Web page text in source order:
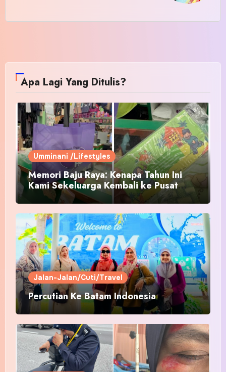
Apa Lagi Yang Ditulis?
Umminani /Lifestyles
Memori Baju Raya: Kenapa Tahun Ini
Kami Sekeluarga Kembali ke Pusat
Pakaian Hari-Hari?
Jalan-Jalan/Cuti/Travel
Percutian Ke Batam Indonesia